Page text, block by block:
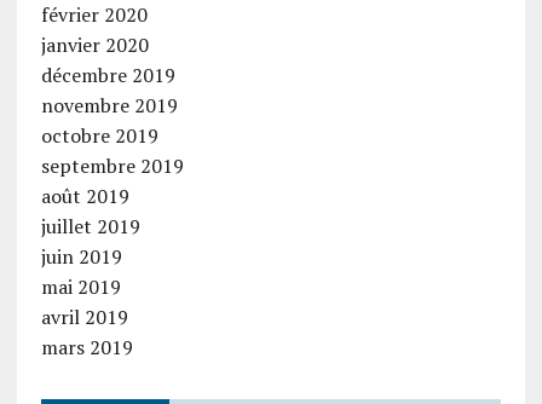
février 2020
janvier 2020
décembre 2019
novembre 2019
octobre 2019
septembre 2019
août 2019
juillet 2019
juin 2019
mai 2019
avril 2019
mars 2019